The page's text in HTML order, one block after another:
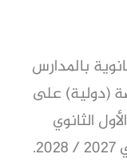
بالمدارس
(دولية) على
الثانوي